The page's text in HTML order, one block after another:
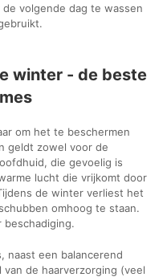
volgende dag te wassen
winter - de beste
om het te beschermen
geldt zowel voor de
die gevoelig is
lucht die vrijkomt door
de winter verliest het
omhoog te staan.
beschadiging.
naast een balancerend
de haarverzorging (veel